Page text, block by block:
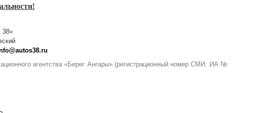
38»
агентства «Берег Ангары» (регистрационный номер СМИ: ИА №